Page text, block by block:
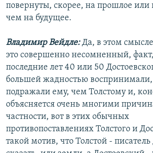
повернуты, скорее, на прошлое или
чем на будущее.
Владимир Вейдле:Да, в этом
это совершенно несомненный, факт,
последние лет 40 или 50
большей жадностью
подражали ему, чем Толстому и,
объясняется очень многими
частности, вот в этих обычных
противопоставлениях Толстого и
такой мотив, что Толстой -